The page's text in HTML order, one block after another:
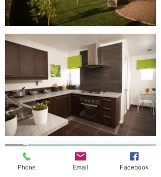
Phone Email Facebook